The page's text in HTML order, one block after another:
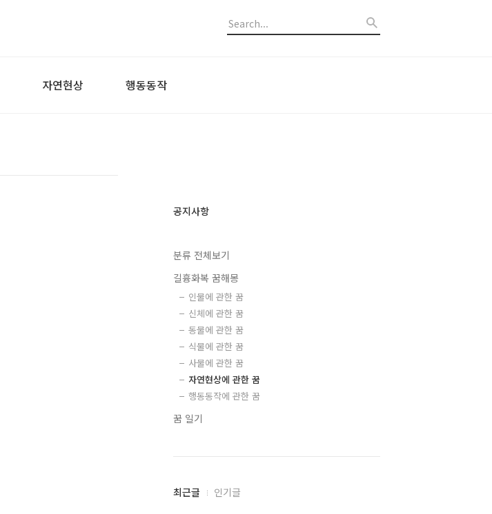
자연현상 행동동작
공지사항
분류 전체보기
길흉화복 꿈해몽
인물에 관한 꿈
신체에 관한 꿈
동물에 관한 꿈
식물에 관한 꿈
사물에 관한 꿈
자연현상에 관한 꿈
행동동작에 관한 꿈
꿈 일기
최
최근글 인기글